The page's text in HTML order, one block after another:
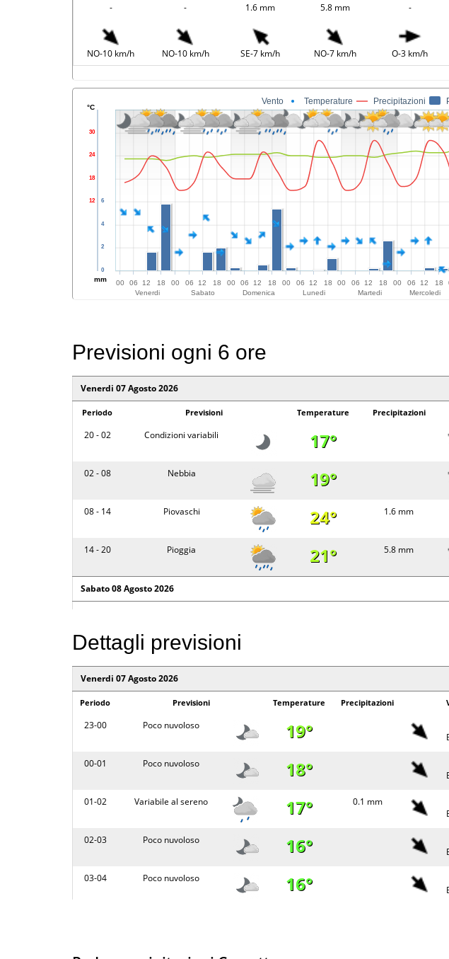
- - 1.6 mm 5.8 mm -
NO-10 km/h NO-10 km/h SE-7 km/h NO-7 km/h O-3 km/h
°C
mm
Precipitazioni
Temperature
Vento
00 06
12
Venerdi
18 00 06
12
Sabato
18 00 06
12
Domenica
18 00 06
12
Lunedi
18 00 06
12
Martedi
18 00 06
12
Mercoledi
18
12
18
24
30
0
2
4
6
Previsioni ogni 6 ore
Venerdi 07 Agosto 2026
Periodo Previsioni Temperature Precipitazioni
20 - 02 Condizioni variabili 17°
02 - 08 Nebbia 19°
08 - 14 Piovaschi 24° 1.6 mm
14 - 20 Pioggia 21° 5.8 mm
Sabato 08 Agosto 2026
20 - 02 Poco nuvoloso
02 - 08 Nebbia
Temperature Precipitazioni
20 - 02 Poco nuvoloso 18° 0.3 mm
02 - 08 Nebbia 18°
Dettagli previsioni
Venerdi 07 Agosto 2026
Periodo Previsioni Temperature Precipitazioni
23-00 Poco nuvoloso 19°
00-01 Poco nuvoloso 18°
01-02 Variabile al sereno 17° 0.1 mm
02-03 Poco nuvoloso 16°
03-04 Poco nuvoloso 16°
05-06 Nebbia